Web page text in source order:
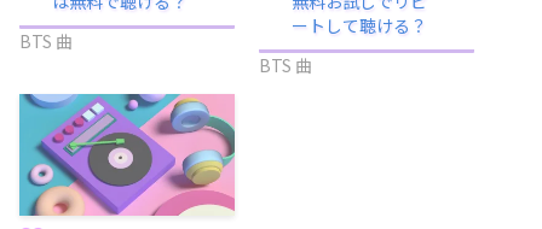
BTS 曲
ートして聴ける？
BTS 曲